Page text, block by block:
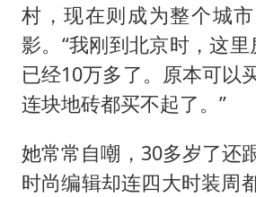
村，现在则成为整个城
影。“我刚到北京时，这
已经10万多了。原本可以
连块地砖都买不起了。”
她常常自嘲，30多岁了还
时尚编辑却连四大时装周